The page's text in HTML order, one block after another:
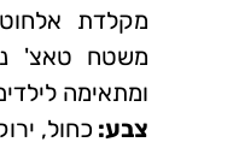
מקלדת
ומתאימה
צבע: כחול,